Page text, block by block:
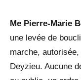
Me Pierre-Marie
une levée de
marche,
Deyzieu. Aucune